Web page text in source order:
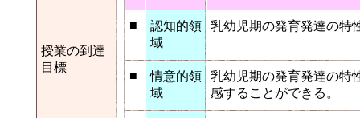
授業の到達
目標
■
認知的領
域
乳幼児期の発育発達の特
■
情意的領
域
乳幼児期の発育発達の特
感することができる。